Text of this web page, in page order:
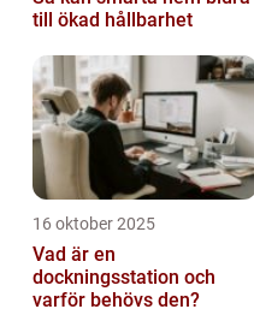
till ökad hållbarhet
16 oktober 2025
Vad är en
dockningsstation och
varför behövs den?